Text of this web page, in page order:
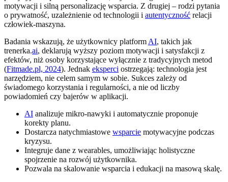
motywacji i silną personalizację wsparcia. Z drugiej – rodzi pytania
o prywatność, uzależnienie od technologii i autentyczność relacji
człowiek-maszyna.
Badania wskazują, że użytkownicy platform AI, takich jak
trenerka.ai, deklarują wyższy poziom motywacji i satysfakcji z
efektów, niż osoby korzystające wyłącznie z tradycyjnych metod
(Fitmade.pl, 2024). Jednak eksperci ostrzegają: technologia jest
narzędziem, nie celem samym w sobie. Sukces zależy od
świadomego korzystania i regularności, a nie od liczby
powiadomień czy bajerów w aplikacji.
AI analizuje mikro-nawyki i automatycznie proponuje
korekty planu.
Dostarcza natychmiastowe wsparcie motywacyjne podczas
kryzysu.
Integruje dane z wearables, umożliwiając holistyczne
spojrzenie na rozwój użytkownika.
Pozwala na skalowanie wsparcia i edukacji na masową skalę.